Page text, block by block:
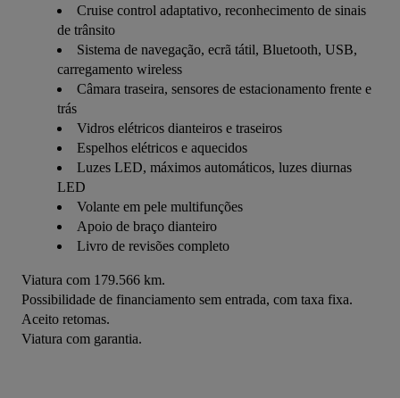
Cruise control adaptativo, reconhecimento de sinais
de trânsito
Sistema de navegação, ecrã tátil, Bluetooth, USB,
carregamento wireless
Câmara traseira, sensores de estacionamento frente e
trás
Vidros elétricos dianteiros e traseiros
Espelhos elétricos e aquecidos
Luzes LED, máximos automáticos, luzes diurnas
LED
Volante em pele multifunções
Apoio de braço dianteiro
Livro de revisões completo
Viatura com 179.566 km.
Possibilidade de financiamento sem entrada, com taxa fixa.
Aceito retomas.
Viatura com garantia.